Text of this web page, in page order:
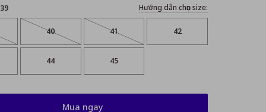
39 Hướng dẫn chọn size:
40 41 42
44 45
Mua ngay